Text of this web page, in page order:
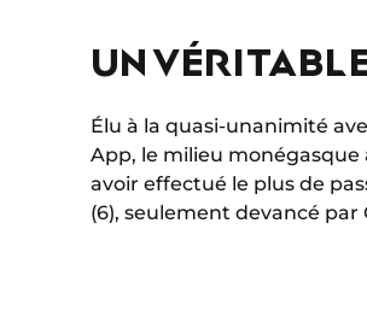
UN
Élu à la quasi-unanimité
App, le milieu
avoir effectué le plus de
(6), seulement devancé par